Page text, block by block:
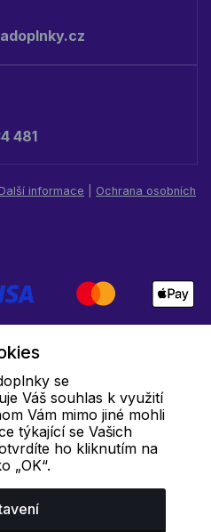
481
Další informace
Ochrana osobních
se
Váš souhlas k využití
Vám mimo jiné mohli
týkající se Vašich
ho kliknutím na
„OK“.